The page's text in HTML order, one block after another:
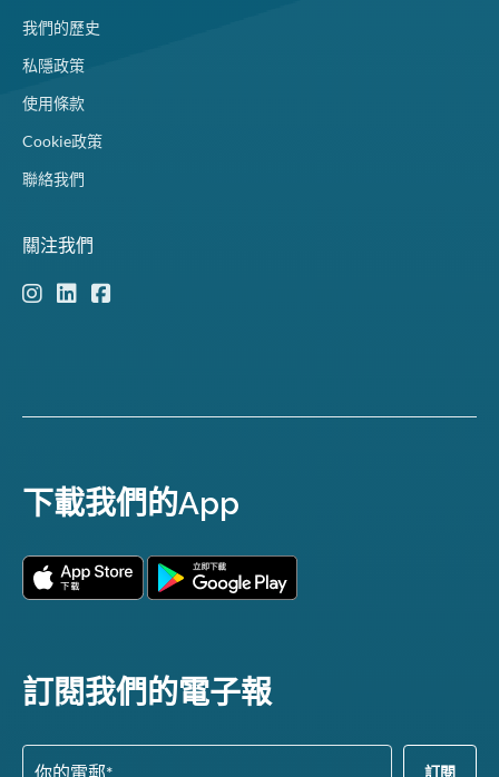
我們的歷史
私隱政策
使用條款
Cookie政策
聯絡我們
關注我們
下載我們的App
訂閱我們的電子報